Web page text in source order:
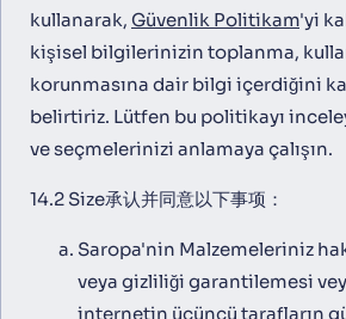
kullanarak, Güvenlik Politikam'yi
kişisel bilgilerinizin toplanma,
korunmasına dair bilgi içerdiğini
belirtiriz. Lütfen bu politikayı
ve seçmelerinizi anlamaya çalışın.
14.2 Size承认并同意以下事项：
Saropa'nin Malzemeleriniz
veya gizliliği garantilemesi
internetin üçüncü tarafların